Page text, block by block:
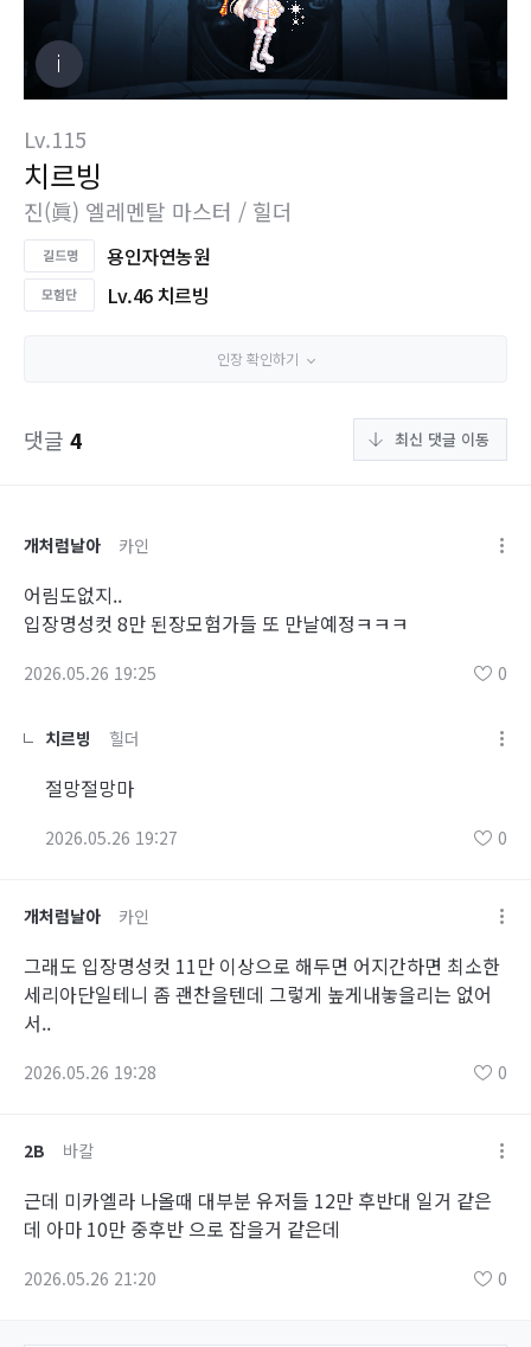
Lv.115
치르빙
진(眞) 엘레멘탈 마스터 / 힐더
용인자연농원
Lv.46 치르빙
인장 확인하기
댓글 4 최신 댓글 이동
개처럼날아 카인
어림도없지..
입장명성컷 8만 된장모험가들 또 만날예정ㅋㅋㅋ
2026.05.26 19:25 0
치르빙 힐더
절망절망마
2026.05.26 19:27 0
개처럼날아 카인
그래도 입장명성컷 11만 이상으로 해두면 어지간하면 최소한
세리아단일테니 좀 괜찬을텐데 그렇게 높게내놓을리는 없어
서..
2026.05.26 19:28 0
2B 바칼
근데 미카엘라 나올때 대부분 유저들 12만 후반대 일거 같은
데 아마 10만 중후반 으로 잡을거 같은데
2026.05.26 21:20 0